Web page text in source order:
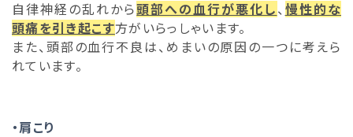
自律神経の乱れから頭部への血行が悪化し、 慢性的な
頭痛を引き起こす方がいらっしゃいます。
また、頭部の血行不良は、めまいの原因の一つに考えら
れています。
・肩こり